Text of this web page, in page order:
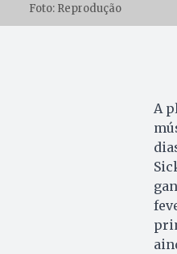
Foto: Reprodução
A